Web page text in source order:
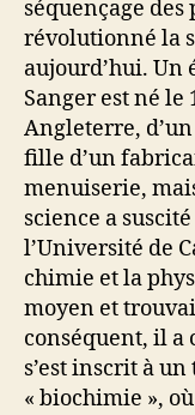
séquençage des
révolutionné la
aujourd’hui.
Sanger est né le
Angleterre,
fille d’un
menuiserie,
science a
l’Université de
chimie et la
moyen et
conséquent, il a
s’est inscrit à
« biochimie »,